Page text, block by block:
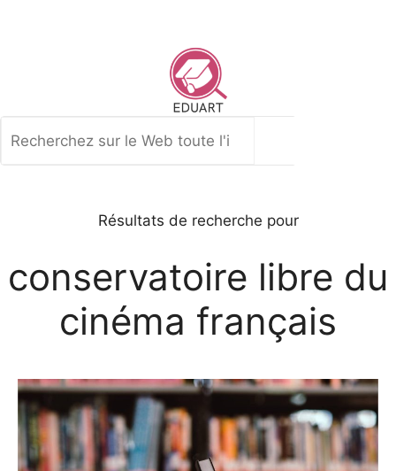
Résultats de recherche pour
conservatoire libre du
cinéma français